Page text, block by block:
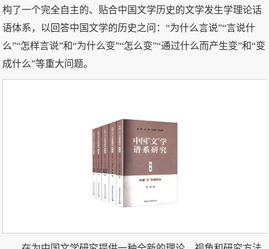
构了一个完全自主的、贴合中国文学历史的文学发生学理论话
语体系，以回答中国文学的历史之问：“为什么言说”“言说什
么”“怎样言说”和“为什么变”“怎么变”“通过什么而产生变”和“变
成什么”等重大问题。